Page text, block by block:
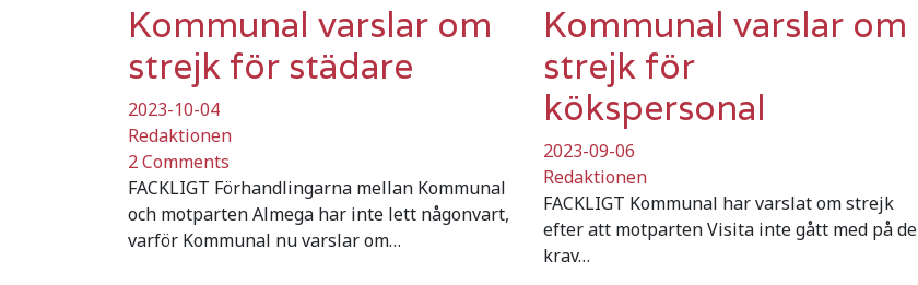
Kommunal varslar om
strejk för städare
2023-10-04
Redaktionen
2 Comments
FACKLIGT Förhandlingarna mellan Kommunal
och motparten Almega har inte lett någonvart,
varför Kommunal nu varslar om…
Kommunal varslar om
strejk för
kökspersonal
2023-09-06
Redaktionen
FACKLIGT Kommunal har varslat om strejk
efter att motparten Visita inte gått med på de
krav…